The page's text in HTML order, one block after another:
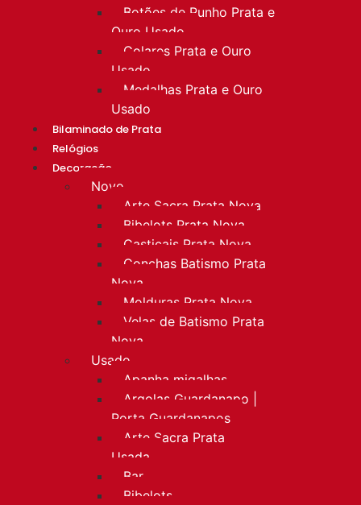
Botões de Punho Prata e
Ouro Usado
Colares Prata e Ouro
Usado
Medalhas Prata e Ouro
Usado
Bilaminado de Prata
Relógios
Decoração
Novo
Arte Sacra Prata Nova
Bibelots Prata Nova
Castiçais Prata Nova
Conchas Batismo Prata
Nova
Molduras Prata Nova
Velas de Batismo Prata
Nova
Usado
Apanha migalhas
Argolas Guardanapo |
Porta Guardanapos
Arte Sacra Prata
Usada
Bar
Bibelots